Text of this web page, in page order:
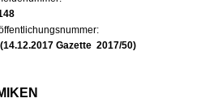
(14.12.2017 Gazette 2017/50)